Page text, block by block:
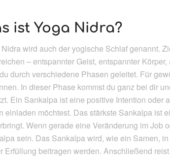
ist Yoga Nidra?
wird auch der yogische Schlaf genannt.
– entspannter Geist, entspannter
durch verschiedene Phasen geleitet. Für
In dieser Phase kommst du ganz bei dir
Ein Sankalpa ist eine positive Intention oder
einladen möchtest. Das stärkste Sankalpa ist
Wenn gerade eine Veränderung im Job
sein. Das Sankalpa wird, wie ein Samen,
Erfüllung beitragen werden. Anschließend